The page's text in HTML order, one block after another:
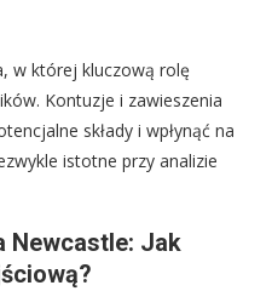
w której kluczową rolę
Kontuzje i zawieszenia
składy i wpłynąć na
istotne przy analizie
Newcastle: Jak